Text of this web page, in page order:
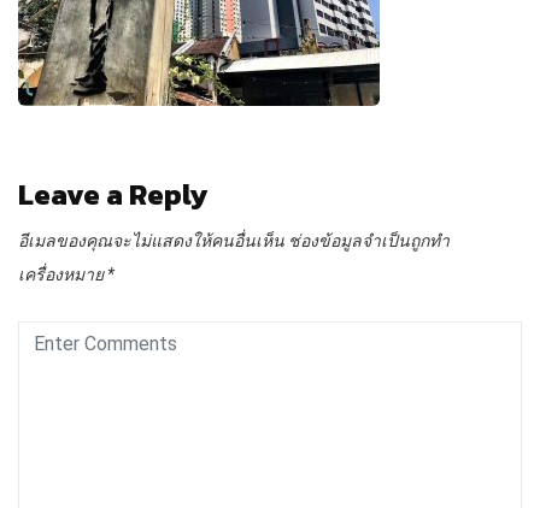
Leave a Reply
อีเมลของคุณจะไม่แสดงให้คนอื่นเห็น ช่องข้อมูลจำเป็นถูกทำ
เครื่องหมาย*